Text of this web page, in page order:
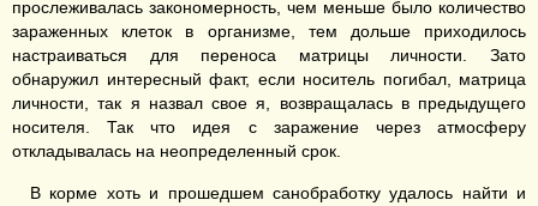
прослеживалась закономерность, чем меньше было количество
зараженных клеток в организме, тем дольше приходилось
настраиваться для переноса матрицы личности. Зато
обнаружил интересный факт, если носитель погибал, матрица
личности, так я назвал свое я, возвращалась в предыдущего
носителя. Так что идея с заражение через атмосферу
откладывалась на неопределенный срок.
В корме хоть и прошедшем санобработку удалось найти и